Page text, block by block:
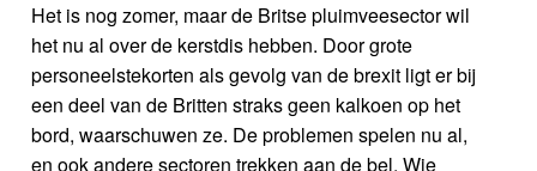
Het is nog zomer, maar de Britse pluimveesector wil
het nu al over de kerstdis hebben. Door grote
personeelstekorten als gevolg van de brexit ligt er bij
een deel van de Britten straks geen kalkoen op het
bord, waarschuwen ze. De problemen spelen nu al,
en ook andere sectoren trekken aan de bel. Wie